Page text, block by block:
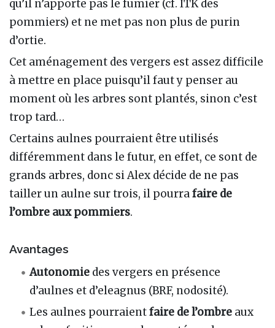
qu’il n’apporte pas le fumier (cf. ITK des
pommiers) et ne met pas non plus de purin
d’ortie.
Cet aménagement des vergers est assez difficile
à mettre en place puisqu’il faut y penser au
moment où les arbres sont plantés, sinon c’est
trop tard…
Certains aulnes pourraient être utilisés
différemment dans le futur, en effet, ce sont de
grands arbres, donc si Alex décide de ne pas
tailler un aulne sur trois, il pourrafaire de
l’ombre aux pommiers.
Avantages
Autonomie des vergers en présence
d’aulnes et d’eleagnus (BRF, nodosité).
Les aulnes pourraientfaire de l’ombre aux